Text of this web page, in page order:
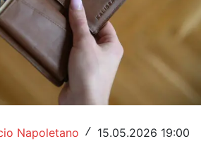
Napoletano / 15.05.2026 19:00